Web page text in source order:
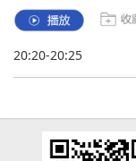
20:20-20:25